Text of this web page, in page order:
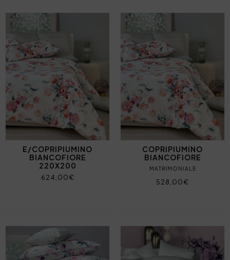
E/COPRIPIUMINO
BIANCOFIORE
220X200
624,00€
COPRIPIUMINO
BIANCOFIORE
MATRIMONIALE
528,00€